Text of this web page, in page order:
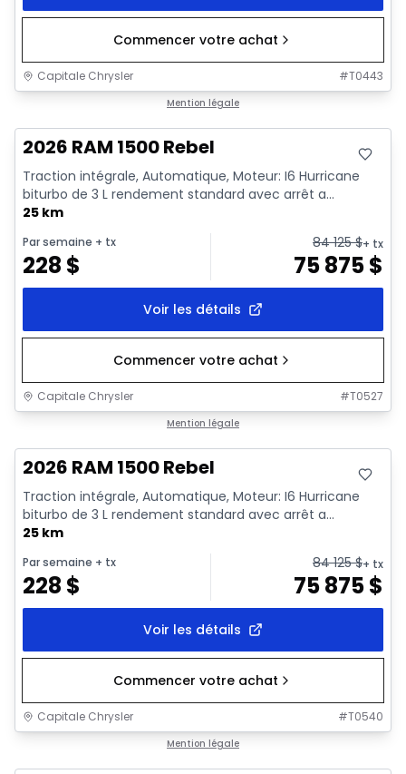
Commencer votre achat
Capitale Chrysler #T0443
Mention légale
2026 RAM 1500 Rebel
Traction intégrale, Automatique, Moteur: I6 Hurricane
biturbo de 3 L rendement standard avec arrêt a...
25 km
Par semaine + tx
228 $
84 125$+ tx
75 875$
Voir les détails
Commencer votre achat
Capitale Chrysler #T0527
Mention légale
2026 RAM 1500 Rebel
Traction intégrale, Automatique, Moteur: I6 Hurricane
biturbo de 3 L rendement standard avec arrêt a...
25 km
Par semaine + tx
228 $
84 125$+ tx
75 875$
Voir les détails
Commencer votre achat
Capitale Chrysler #T0540
Mention légale